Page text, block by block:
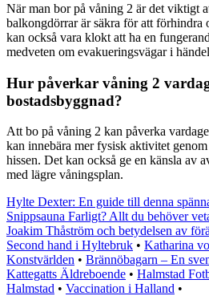
När man bor på våning 2 är det viktigt
balkongdörrar är säkra för att
kan också vara klokt att ha en
medveten om evakueringsvägar i
Hur påverkar våning 2
bostadsbyggnad?
Att bo på våning 2 kan påverka
kan innebära mer fysisk aktivitet
hissen. Det kan också ge en känsla av
med lägre våningsplan.
Hylte Dexter: En guide till denna
Snippsauna Farligt? Allt du behöver
Joakim Thåström och betydelsen av
Second hand i Hyltebruk • Katharina
Konstvärlden • Brännöbagarn – En
Kattegatts Äldreboende • Halmstad
Halmstad • Vaccination i Halland •